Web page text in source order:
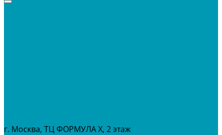
г. Москва, ТЦ ФОРМУЛА Х, 2 этаж